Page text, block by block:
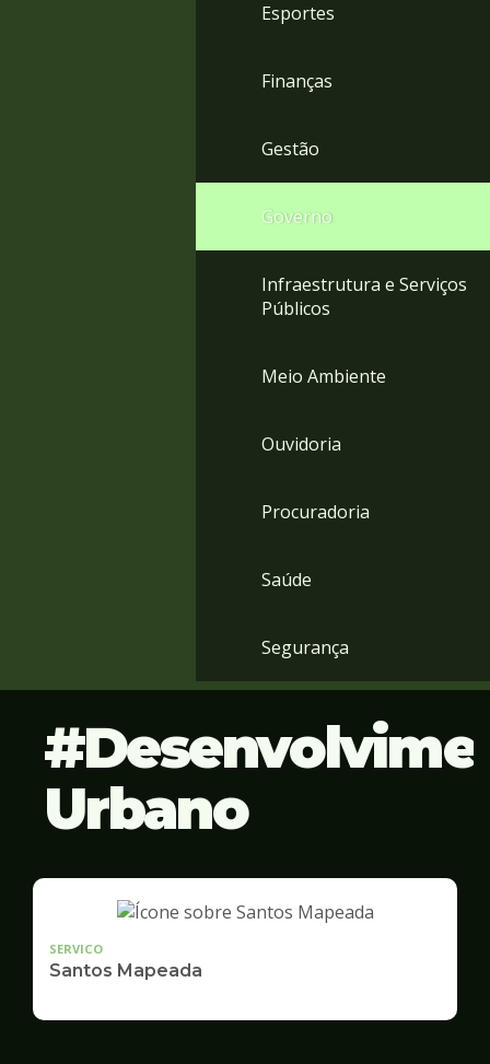
Esportes
Finanças
Gestão
Governo
Infraestrutura e Serviços
Públicos
Meio Ambiente
Ouvidoria
Procuradoria
Saúde
Segurança
Urbano
SERVICO
Santos Mapeada